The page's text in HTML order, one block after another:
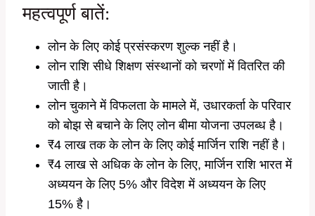
महत्वपूर्ण बातें:
लोन के लिए कोई प्रसंस्करण शुल्क नहीं है।
लोन राशि सीधे शिक्षण संस्थानों को चरणों में वितरित की
जाती है।
लोन चुकाने में विफलता के मामले में, उधारकर्ता के परिवार
को बोझ से बचाने के लिए लोन बीमा योजना उपलब्ध है।
₹4 लाख तक के लोन के लिए कोई मार्जिन राशि नहीं है।
₹4 लाख से अधिक के लोन के लिए, मार्जिन राशि भारत में
अध्ययन के लिए 5% और विदेश में अध्ययन के लिए
15% है।